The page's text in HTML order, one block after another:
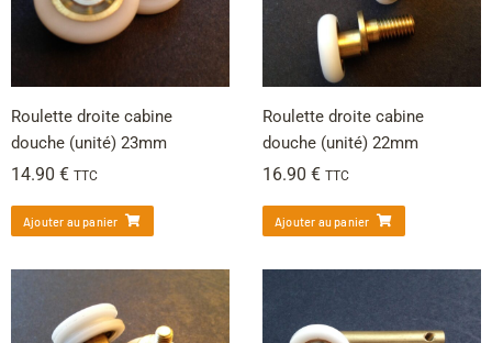
Roulette droite cabine
douche (unité) 23mm
14.90 € TTC
Ajouter au panier
Roulette droite cabine
douche (unité) 22mm
16.90 € TTC
Ajouter au panier